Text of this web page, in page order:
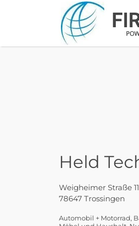
Suchen
nach:
Held
Weigheimer Straße 11
78647 Trossingen
Automobil + Motorrad